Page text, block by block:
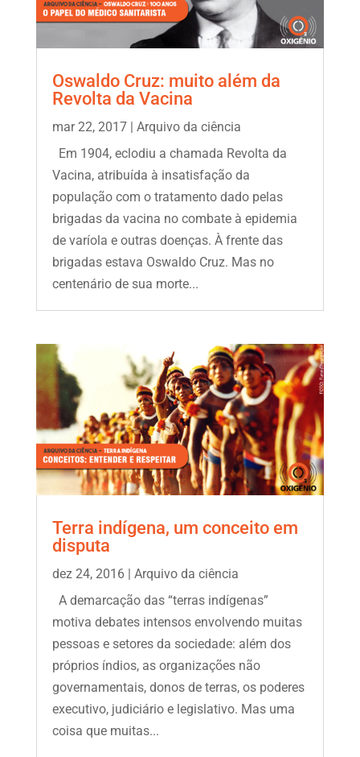
Oswaldo Cruz: muito além da
Revolta da Vacina
mar 22, 2017| Arquivo da ciência
Em 1904, eclodiu a chamada Revolta da
Vacina, atribuída à insatisfação da
população com o tratamento dado pelas
brigadas da vacina no combate à epidemia
de varíola e outras doenças. À frente das
brigadas estava Oswaldo Cruz. Mas no
centenário de sua morte...
Terra indígena, um conceito em
disputa
dez 24, 2016| Arquivo da ciência
A demarcação das “terras indígenas”
motiva debates intensos envolvendo muitas
pessoas e setores da sociedade: além dos
próprios índios, as organizações não
governamentais, donos de terras, os poderes
executivo, judiciário e legislativo. Mas uma
coisa que muitas...